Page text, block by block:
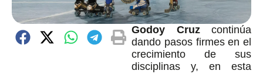
Godoy Cruzcontinúa
dando pasos firmes en el
crecimiento de sus
disciplinas y, en esta